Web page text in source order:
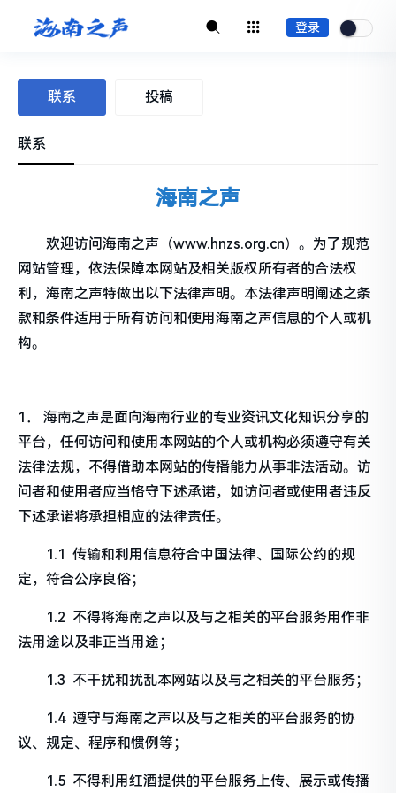
登录
联系 投稿
联系
海南之声
欢迎访问海南之声（www.hnzs.org.cn）。为了规范
网站管理，依法保障本网站及相关版权所有者的合法权
利，海南之声特做出以下法律声明。本法律声明阐述之条
款和条件适用于所有访问和使用海南之声信息的个人或机
构。
1． 海南之声是面向海南行业的专业资讯文化知识分享的
平台，任何访问和使用本网站的个人或机构必须遵守有关
法律法规，不得借助本网站的传播能力从事非法活动。访
问者和使用者应当恪守下述承诺，如访问者或使用者违反
下述承诺将承担相应的法律责任。
1.1 传输和利用信息符合中国法律、国际公约的规
定，符合公序良俗；
1.2 不得将海南之声以及与之相关的平台服务用作非
法用途以及非正当用途；
1.3 不干扰和扰乱本网站以及与之相关的平台服务；
1.4 遵守与海南之声以及与之相关的平台服务的协
议、规定、程序和惯例等；
1.5 不得利用红酒提供的平台服务上传、展示或传播